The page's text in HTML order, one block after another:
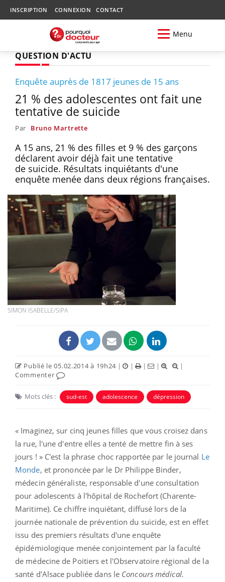
INSCRIPTION CONNEXION CONTACT
Menu
QUESTION D'ACTU
Enquête auprès de 1817 jeunes de 15 ans
21 % des adolescentes ont fait une
tentative de suicide
Par Bruno Martrette
A 15 ans, 21 % des filles et 9 % des garçons
déclarent avoir déjà fait une tentative
de suicide. Résultats inquiétants d'une
enquête menée dans deux régions françaises.
SIMON ISABELLE/SIPA
Publié le 05.02.2014 à 19h24 | | | |
|
Commenter
Mots clés : sud-est adolescence dépression
« Imaginez, sur cinq jeunes filles que vous croisez dans
la rue, l'une d'entre elles a tenté de mettre fin à ses
jours ! » C'est la phrase choc rapportée par le journal Le
Monde, et prononcée par le Dr Philippe Binder,
médecin généraliste, responsable d'une consultation
pour adolescents à l'hôpital de Rochefort (Charente-
Maritime). Ce chiffre inquiétant, diffusé lors de la
journée nationale de prévention du suicide, est en effet
issu des premiers résultats d'une enquête
épidémiologique menée conjointement par la faculté
de médecine de Poitiers et l'Observatoire régional de la
santé d'Alsace publiée dans le Concours médical.